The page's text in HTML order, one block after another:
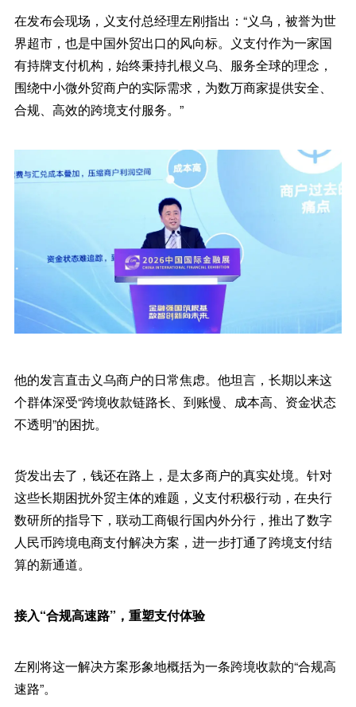
在发布会现场，义支付总经理左刚指出：“义乌，被誉为世
界超市，也是中国外贸出口的风向标。义支付作为一家国
有持牌支付机构，始终秉持扎根义乌、服务全球的理念，
围绕中小微外贸商户的实际需求，为数万商家提供安全、
合规、高效的跨境支付服务。”
他的发言直击义乌商户的日常焦虑。他坦言，长期以来这
个群体深受“跨境收款链路长、到账慢、成本高、资金状态
不透明”的困扰。
货发出去了，钱还在路上，是太多商户的真实处境。针对
这些长期困扰外贸主体的难题，义支付积极行动，在央行
数研所的指导下，联动工商银行国内外分行，推出了数字
人民币跨境电商支付解决方案，进一步打通了跨境支付结
算的新通道。
接入“合规高速路”，重塑支付体验
左刚将这一解决方案形象地概括为一条跨境收款的“合规高
速路”。